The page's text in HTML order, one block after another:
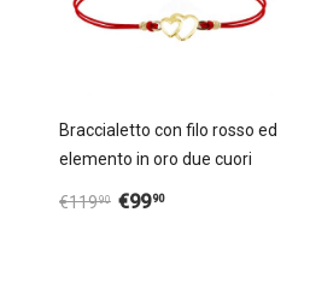
Braccialetto con filo rosso ed
elemento in oro due cuori
€11990 €9990